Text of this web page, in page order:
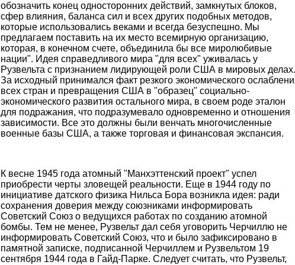
обозначить конец односторонних действий, замкнутых блоков,
сфер влияния, баланса сил и всех других подобных методов,
которые использовались веками и всегда безуспешно. Мы
предлагаем поставить на их место всемирную организацию,
которая, в конечном счете, объединила бы все миролюбивые
нации". Идея справедливого мира "для всех" уживалась у
Рузвельта с признанием лидирующей роли США в мировых делах.
За исходный принимался факт резкого экономического
всех стран и превращения США в "образец" социально-
экономического развития остального мира, в своем роде эталон
для подражания, что подразумевало одновременно и отношения
зависимости. Все это должны были венчать многочисленные
военные базы США, а также торговая и финансовая экспансия.
К весне 1945 года атомный "Манхэттенский проект" успел
приобрести черты зловещей реальности. Еще в 1944 году по
инициативе датского физика Нильса Бора возникла идея: ради
сохранения доверия между союзниками информировать
Советский Союз о ведущихся работах по созданию атомной
бомбы. Тем не менее, Рузвельт дал себя уговорить Черчиллю не
информировать Советский Союз, что и было зафиксировано в
памятной записке, подписанной Черчиллем и Рузвельтом 19
сентября 1944 года в Гайд-Парке. Следует считать, что Рузвельт,